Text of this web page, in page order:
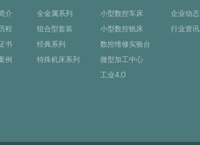
介
程
书
例
全金属系列
组合型套装
经典系列
特殊机床系列
小型数控车床
小型数控铣床
数控维修实验台
微型加工中心
工业4.0
企业动态
行业资讯